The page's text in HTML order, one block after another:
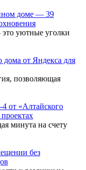
доме — 39
уютные уголки
от Яндекса для
позволяющая
от «Алтайского
минута на счету
без